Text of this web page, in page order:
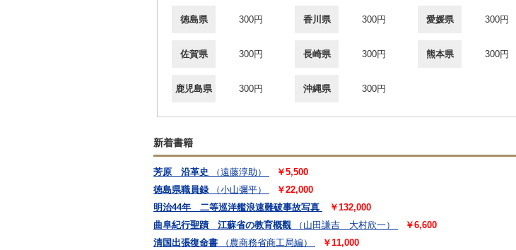
徳島県 300円 香川県 300円 愛媛県 300円
佐賀県 300円 長崎県 300円 熊本県 300円
鹿児島県 300円 沖縄県 300円
新着書籍
芳原 沿革史 （遠藤淳助）
￥5,500
徳島県職員録
（小山彌平）
￥22,000
明治44年 二等巡洋艦浪速難破事故写真
￥132,000
曲阜紀行聖蹟 江蘇省の教育概觀
（山田謙吉 大村欣一）
￥6,600
清国出張復命書
（農商務省商工局編）
￥11,000